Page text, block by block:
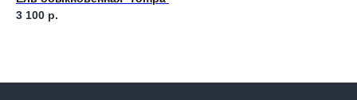
3 100 р.